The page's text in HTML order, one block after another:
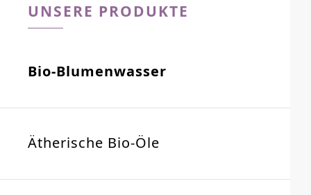
UNSERE PRODUKTE
Bio-Blumenwasser
Ätherische Bio-Öle